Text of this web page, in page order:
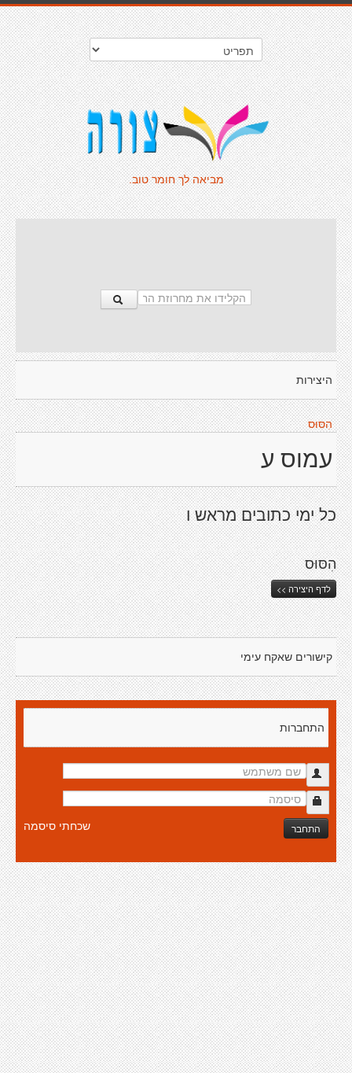
מביאה לך חומר טוב.
היצירות
הִסּוּס
עמוס ע
כל ימי כתובים מראש ו
הִסּוּס
לדף היצירה >>
קישורים שאקח עימי
התחברות
התחבר שכחתי סיסמה